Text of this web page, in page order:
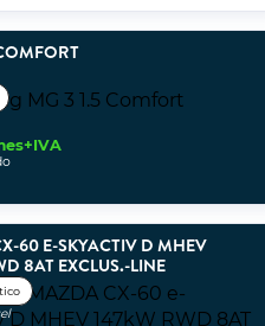
60 E-SKYACTIV D MHEV
8AT EXCLUS.-LINE